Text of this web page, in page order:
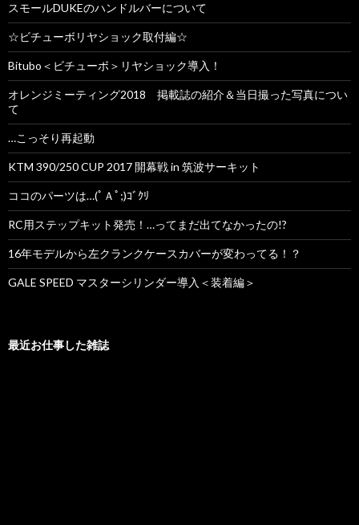
スモールDUKEのハンドルバーについて
☆ビチューボリヤショック取付編☆
Bitubo＜ビチューボ＞リヤショック導入！
オレンジミーティング2018 掲載誌の紹介＆当日撮った写真につい
て
…こっそり再起動
KTM 390/250 CUP 2017 開幕戦 in 筑波サーキット
ココのパーツは…(ﾟＡﾟ;)ｺﾞｸﾘ
RC用ステップキット発売！…ってまだ出てなかったの!?
16年モデルから左クランクケースカバーが変わってる！？
GALE SPEED マスターシリンダー導入＜装着編＞
最近お仕事した雑誌